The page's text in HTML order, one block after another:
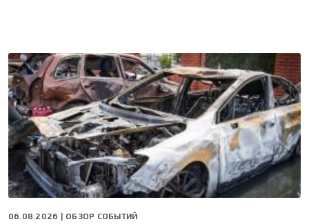
06.08.2026 | ОБЗОР СОБЫТИЙ